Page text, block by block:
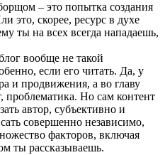
– это попытка создания
это, скорее, ресурс в духе
ты на всех всегда нападаешь,
вообще не такой
если его читать. Да, у
и продвижения, а во главу
проблематика. Но сам контент
автор, субъективно и
совершенно независимо,
факторов, включая
ты рассказываешь.